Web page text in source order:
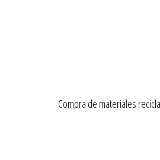
Compra de materiales